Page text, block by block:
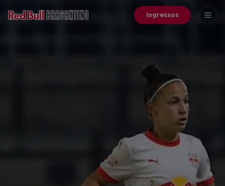
Ingressos